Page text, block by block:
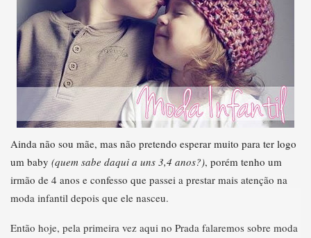
Ainda não sou mãe, mas não pretendo esperar muito para ter logo
um baby (quem sabe daqui a uns 3,4 anos?), porém tenho um
irmão de 4 anos e confesso que passei a prestar mais atenção na
moda infantil depois que ele nasceu.
Então hoje, pela primeira vez aqui no Prada falaremos sobre moda